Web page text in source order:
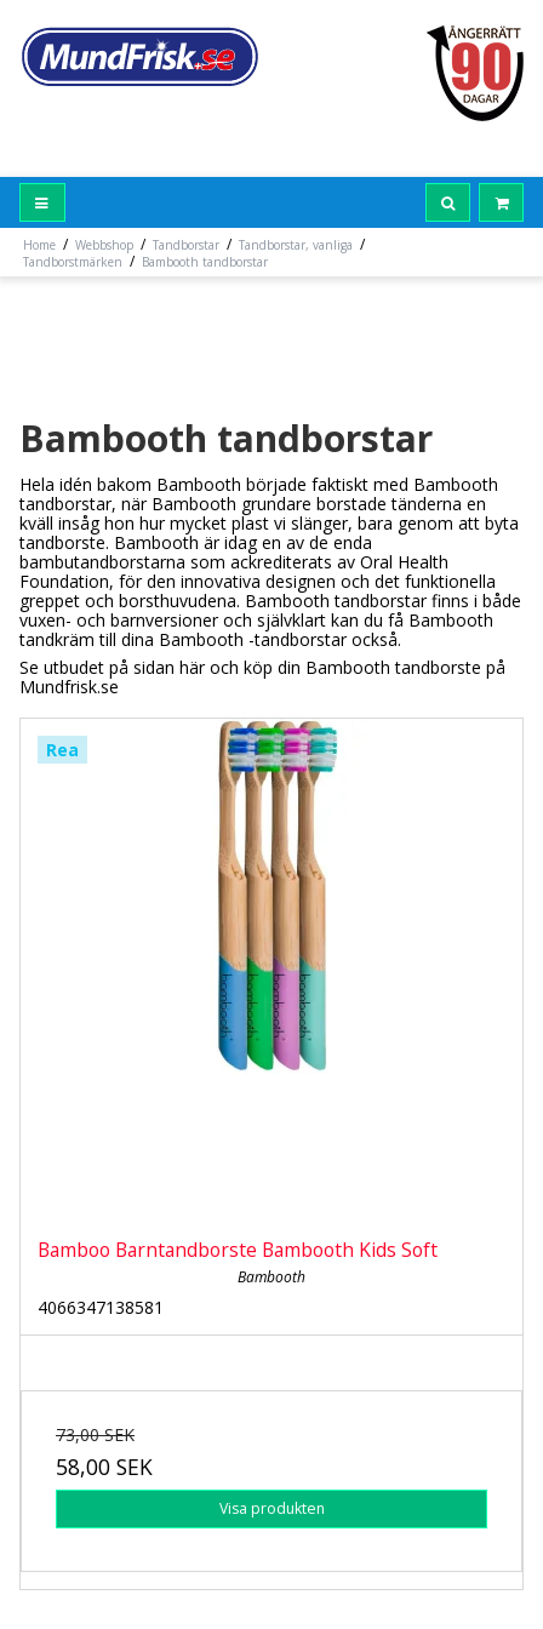
Home / Webbshop / Tandborstar / Tandborstar, vanliga /
Tandborstmärken / Bambooth tandborstar
Bambooth tandborstar
Hela idén bakom Bambooth började faktiskt med Bambooth
tandborstar, när Bambooth grundare borstade tänderna en
kväll insåg hon hur mycket plast vi slänger, bara genom att byta
tandborste. Bambooth är idag en av de enda
bambutandborstarna som ackrediterats av Oral Health
Foundation, för den innovativa designen och det funktionella
greppet och borsthuvudena. Bambooth tandborstar finns i både
vuxen- och barnversioner och självklart kan du få Bambooth
tandkräm till dina Bambooth -tandborstar också.
Se utbudet på sidan här och köp din Bambooth tandborste på
Mundfrisk.se
Rea
Bamboo Barntandborste Bambooth Kids Soft
Bambooth
4066347138581
73,00 SEK
58,00 SEK
Visa produkten